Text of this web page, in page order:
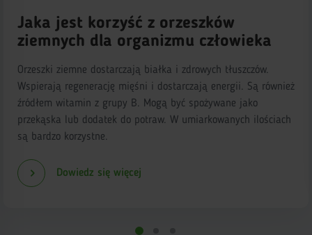
Jaka jest korzyść z orzeszków
ziemnych dla organizmu człowieka
Orzeszki ziemne dostarczają białka i zdrowych tłuszczów.
Wspierają regenerację mięśni i dostarczają energii. Są również
źródłem witamin z grupy B. Mogą być spożywane jako
przekąska lub dodatek do potraw. W umiarkowanych ilościach
są bardzo korzystne.
Dowiedz się więcej